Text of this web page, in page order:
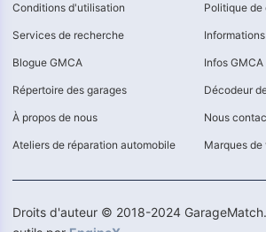
Conditions d'utilisation Politique
Services de recherche
Blogue GMCA Infos GMCA
Répertoire des garages Décodeur
À propos de nous Nous
Ateliers de réparation automobile Marques
Droits d'auteur © 2018-2024